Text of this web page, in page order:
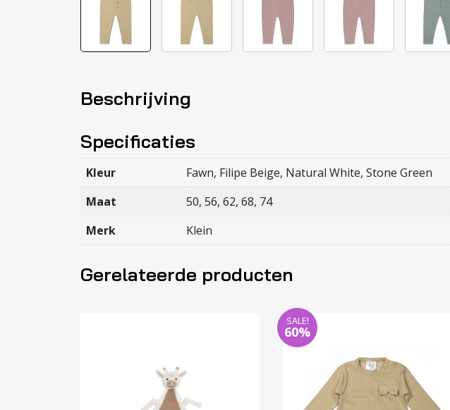
Beschrijving
Specificaties
Kleur
Fawn, Filipe Beige, Natural White, Stone Green
Maat
50, 56, 62, 68, 74
Merk
Klein
Gerelateerde producten
SALE!
60%